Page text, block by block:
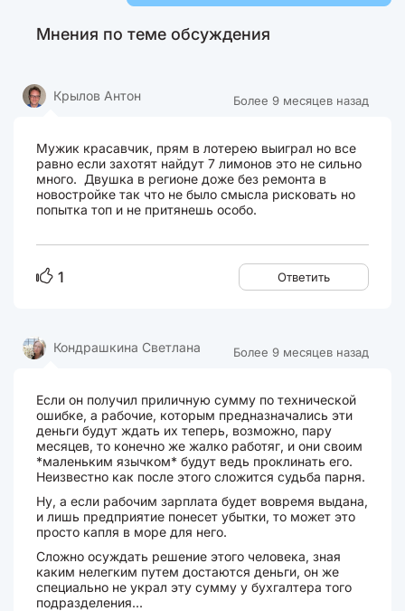
Мнения по теме обсуждения
Более 9 месяцев назад
Крылов Антон
Мужик красавчик, прям в лотерею выиграл но все
равно если захотят найдут 7 лимонов это не сильно
много. Двушка в регионе доже без ремонта в
новостройке так что не было смысла рисковать но
попытка топ и не притянешь особо.
1 Ответить
Более 9 месяцев назад
Кондрашкина Светлана
Если он получил приличную сумму по технической
ошибке, а рабочие, которым предназначались эти
деньги будут ждать их теперь, возможно, пару
месяцев, то конечно же жалко работяг, и они своим
*маленьким язычком* будут ведь проклинать его.
Неизвестно как после этого сложится судьба парня.
Ну, а если рабочим зарплата будет вовремя выдана,
и лишь предприятие понесет убытки, то может это
просто капля в море для него.
Сложно осуждать решение этого человека, зная
каким нелегким путем достаются деньги, он же
специально не украл эту сумму у бухгалтера того
подразделения...